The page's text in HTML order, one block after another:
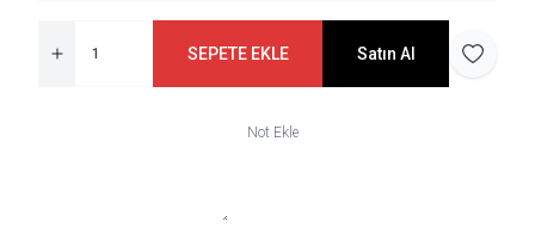
SEPETE EKLE Satın Al Favoriye
Not Ekle